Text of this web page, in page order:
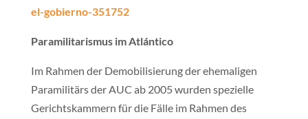
el-gobierno-351752
Paramilitarismus im Atlántico
Im Rahmen der Demobilisierung der ehemaligen
Paramilitärs der AUC ab 2005 wurden spezielle
Gerichtskammern für die Fälle im Rahmen des